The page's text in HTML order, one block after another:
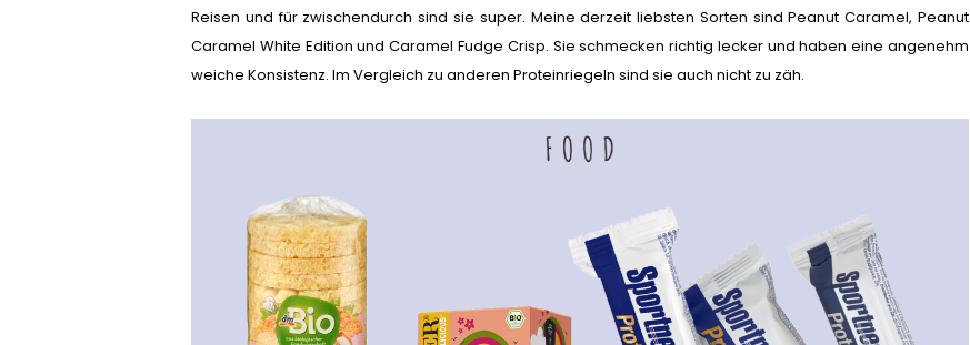
Reisen und für zwischendurch sind sie super. Meine derzeit liebsten Sorten sind Peanut Caramel, Peanut
Caramel White Edition und Caramel Fudge Crisp. Sie schmecken richtig lecker und haben eine angenehm
weiche Konsistenz. Im Vergleich zu anderen Proteinriegeln sind sie auch nicht zu zäh.